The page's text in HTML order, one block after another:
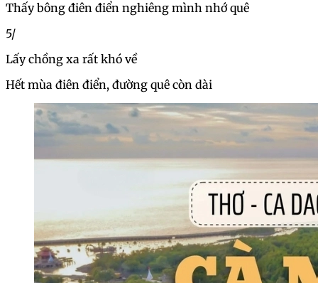
Thấy bông điên điển nghiêng mình nhớ quê
5/
Lấy chồng xa rất khó về
Hết mùa điên điển, đường quê còn dài